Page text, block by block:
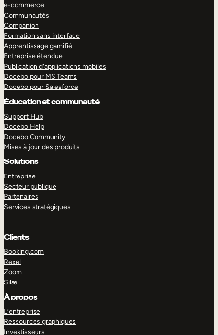
e-commerce
Communautés
Companion
Formation sans interface
Apprentissage gamifié
Entreprise étendue
Publication d’applications mobiles
Docebo pour MS Teams
Docebo pour Salesforce
Éducation et communauté
Support Hub
Docebo Help
Docebo Community
Mises à jour des produits
Solutions
Entreprise
Secteur publique
Partenaires
Services stratégiques
Clients
Booking.com
Rexel
Zoom
Silæ
À propos
L’entreprise
Ressources graphiques
Investisseurs